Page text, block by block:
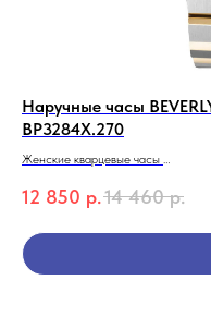
Наручные часы
BP3284X.270
Женские кварцевые часы
Коллекция Quartz
12 850 р.14 460 р.